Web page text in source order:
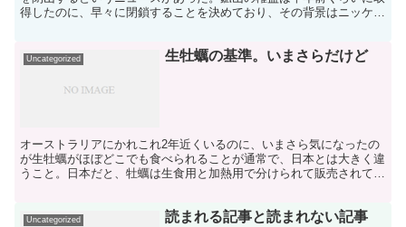
得したのに、早々に閉鎖することを決めており、その背景はニッケル
Uncategorized 生牡蠣の基準。いまさらだけど
オーストラリアにかれこれ2年近くいるのに、いまさら気になったの
が生牡蠣がほぼどこでも食べられることが通常で、日本とは大きく違
うこと。日本だと、牡蠣は生食用と加熱用で分けられて販売されてい
Uncategorized 読まれる記事と読まれない記事